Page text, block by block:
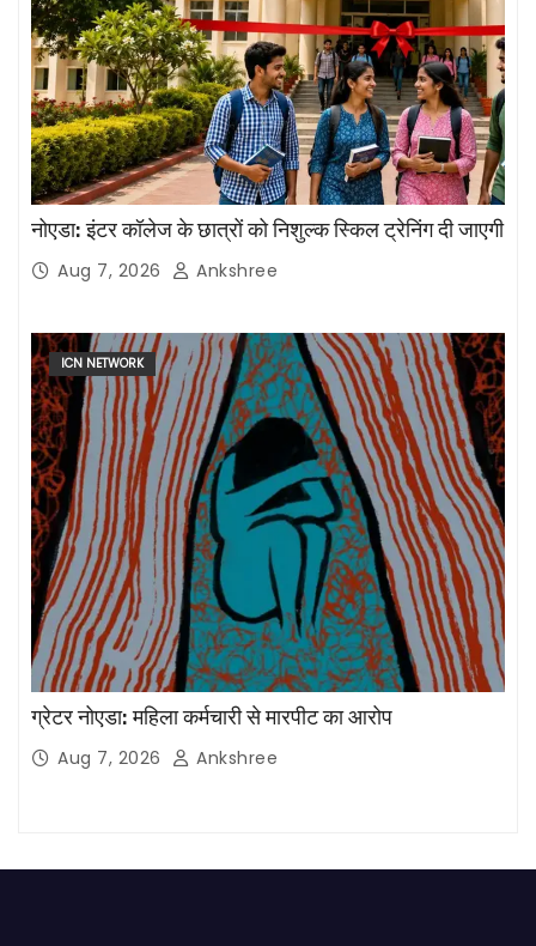
नोएडा: इंटर कॉलेज के छात्रों को निशुल्क स्किल ट्रेनिंग दी जाएगी
Aug 7, 2026 Ankshree
ICN NETWORK
ग्रेटर नोएडा: महिला कर्मचारी से मारपीट का आरोप
Aug 7, 2026 Ankshree